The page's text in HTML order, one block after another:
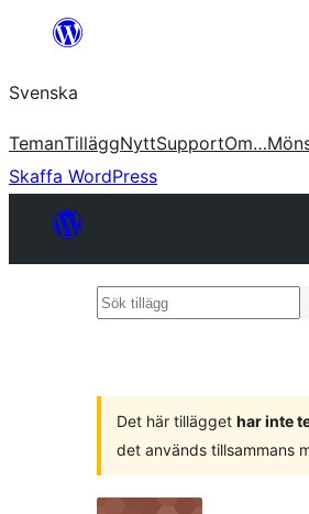
Hoppa
innehåll
Svenska
TemanTilläggNyttSupportOm…
Skaffa WordPress
Sök
Det här tillägget har inte
det används tillsammans